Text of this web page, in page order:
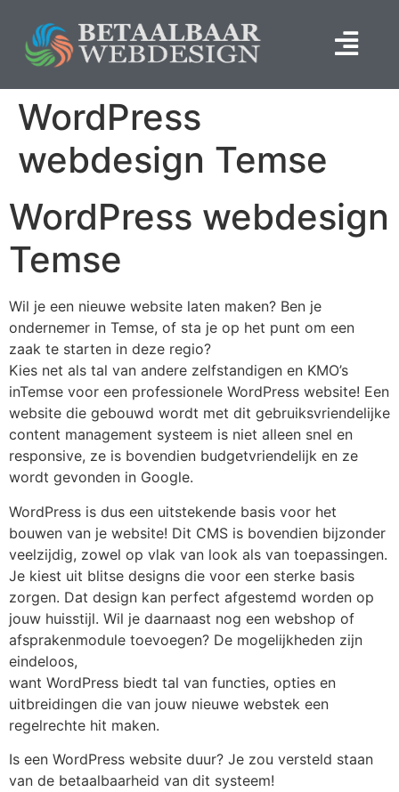
WordPress
webdesign Temse
WordPress webdesign
Temse
Wil je een nieuwe website laten maken? Ben je
ondernemer in Temse, of sta je op het punt om een
zaak te starten in deze regio?
Kies net als tal van andere zelfstandigen en KMO’s
inTemse voor een professionele WordPress website! Een
website die gebouwd wordt met dit gebruiksvriendelijke
content management systeem is niet alleen snel en
responsive, ze is bovendien budgetvriendelijk en ze
wordt gevonden in Google.
WordPress is dus een uitstekende basis voor het
bouwen van je website! Dit CMS is bovendien bijzonder
veelzijdig, zowel op vlak van look als van toepassingen.
Je kiest uit blitse designs die voor een sterke basis
zorgen. Dat design kan perfect afgestemd worden op
jouw huisstijl. Wil je daarnaast nog een webshop of
afsprakenmodule toevoegen? De mogelijkheden zijn
eindeloos,
want WordPress biedt tal van functies, opties en
uitbreidingen die van jouw nieuwe webstek een
regelrechte hit maken.
Is een WordPress website duur? Je zou versteld staan
van de betaalbaarheid van dit systeem!